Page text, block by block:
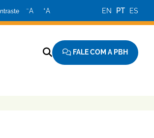
−A +A EN PT ES
FALE COM A PBH